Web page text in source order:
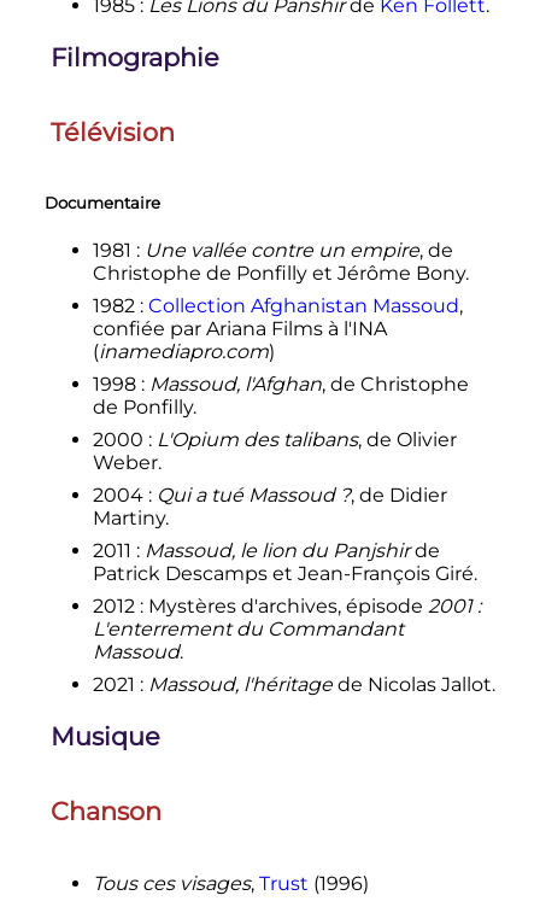
1985 : Les Lions du Panshirde Ken Follett.
Filmographie
Télévision
Documentaire
1981 : Une vallée contre un empire, de
Christophe de Ponfilly et Jérôme Bony.
1982 : Collection Afghanistan Massoud,
confiée par Ariana Films à l'INA
(inamediapro.com)
1998 : Massoud, l'Afghan, de Christophe
de Ponfilly.
2000 : L'Opium des talibans, de Olivier
Weber.
2004 : Qui a tué Massoud ?, de Didier
Martiny.
2011 : Massoud, le lion du Panjshirde
Patrick Descamps et Jean-François Giré.
2012 : Mystères d'archives, épisode 2001 :
L'enterrement du Commandant
Massoud.
2021 : Massoud, l'héritagede Nicolas Jallot.
Musique
Chanson
Tous ces visages, Trust (1996)